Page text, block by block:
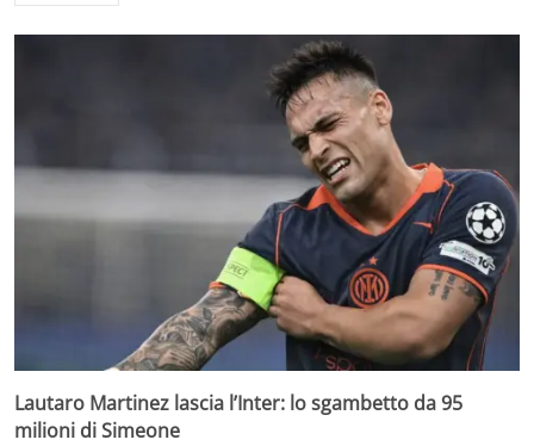
Lautaro Martinez lascia l’Inter: lo sgambetto da 95
milioni di Simeone